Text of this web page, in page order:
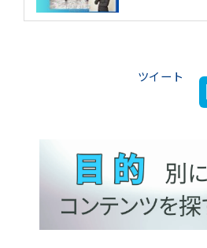
ツイート